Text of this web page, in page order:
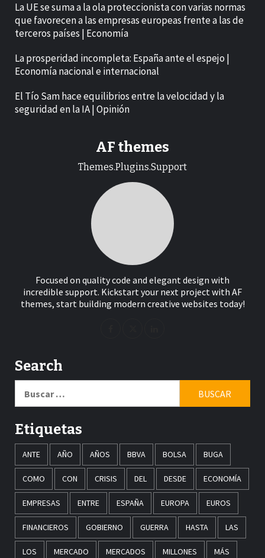
La UE se suma a la ola proteccionista con varias normas
que favorecen a las empresas europeas frente a las de
terceros países | Economía
La prosperidad incompleta: España ante el espejo |
Economía nacional e internacional
El Tío Sam hace equilibrios entre la velocidad y la
seguridad en la IA | Opinión
AF themes
Themes.Plugins.Support
Focused on quality code and elegant design with
incredible support. Kickstart your next project with AF
themes, start building modern creative websites today!
Search
Etiquetas
ANTE AÑO AÑOS BBVA BOLSA BUGA
COMO CON CRISIS DEL DESDE ECONOMÍA
EMPRESAS ENTRE ESPAÑA EUROPA EUROS
FINANCIEROS GOBIERNO GUERRA HASTA LAS
LOS MERCADO MERCADOS MILLONES MÁS